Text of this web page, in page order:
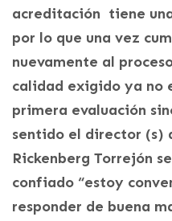
acreditación tiene
por lo que una vez
nuevamente al
calidad exigido ya no
primera evaluación
sentido el director (s)
Rickenberg Torrejón
confiado “estoy
responder de buena